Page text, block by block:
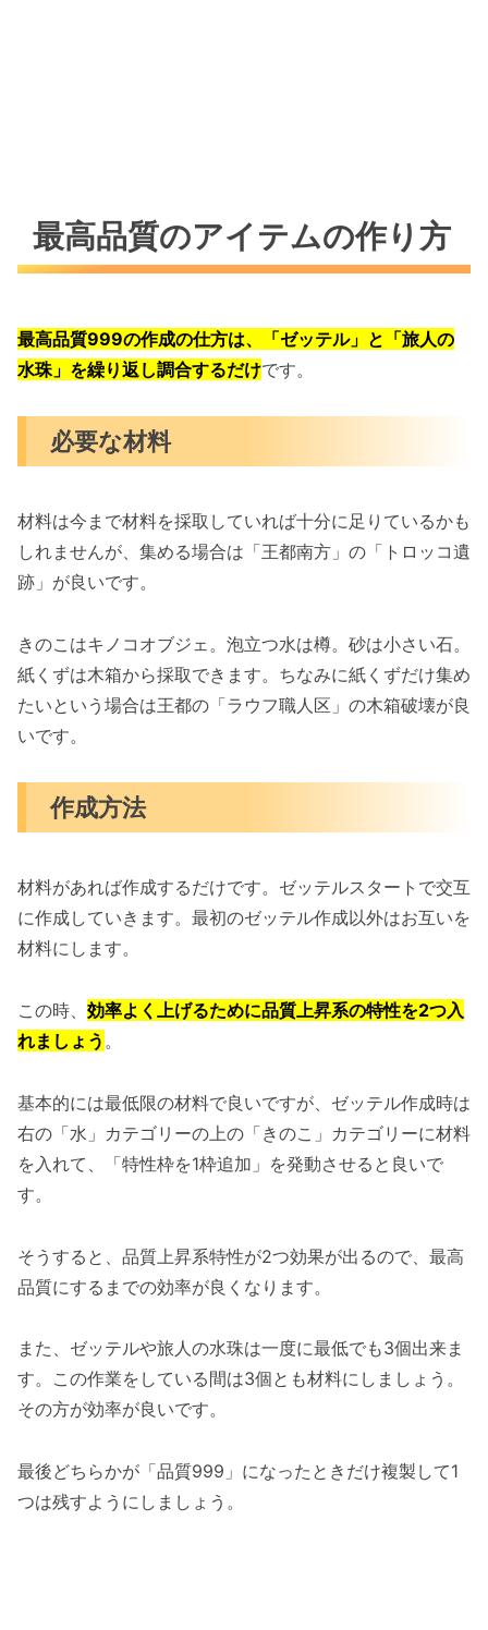
最高品質のアイテムの作り方
最高品質999の作成の仕方は、「ゼッテル」と「旅人の
水珠」を繰り返し調合するだけです。
必要な材料
材料は今まで材料を採取していれば十分に足りているかも
しれませんが、集める場合は「王都南方」の「トロッコ遺
跡」が良いです。
きのこはキノコオブジェ。泡立つ水は樽。砂は小さい石。
紙くずは木箱から採取できます。ちなみに紙くずだけ集め
たいという場合は王都の「ラウフ職人区」の木箱破壊が良
いです。
作成方法
材料があれば作成するだけです。ゼッテルスタートで交互
に作成していきます。最初のゼッテル作成以外はお互いを
材料にします。
この時、 効率よく上げるために品質上昇系の特性を2つ入
れましょう 。
基本的には最低限の材料で良いですが、ゼッテル作成時は
右の「水」カテゴリーの上の「きのこ」カテゴリーに材料
を入れて、「特性枠を1枠追加」を発動させると良いで
す。
そうすると、品質上昇系特性が2つ効果が出るので、最高
品質にするまでの効率が良くなります。
また、ゼッテルや旅人の水珠は一度に最低でも3個出来ま
す。この作業をしている間は3個とも材料にしましょう。
その方が効率が良いです。
最後どちらかが「品質999」になったときだけ複製して1
つは残すようにしましょう。